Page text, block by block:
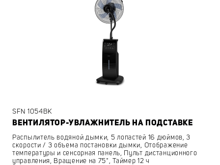
SFN 1054BK
ВЕНТИЛЯТОР-УВЛАЖНИТЕЛЬ НА ПОДСТАВКЕ
Распылитель водяной дымки, 5 лопастей 16 дюймов, 3
скорости / 3 объема постановки дымки, Отображение
температуры и сенсорная панель, Пульт дистанционного
управления, Вращение на 75°, Таймер 12 ч